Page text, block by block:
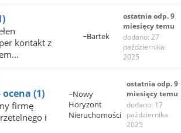
kontakt z
~Bartek
ostatnia odp. 9
miesięcy temu
dodano: 27
października
2025
(1)
firmę
i
~Nowy
Horyzont
Nieruchomości
ostatnia odp. 9
miesięcy temu
dodano: 17
października
2025